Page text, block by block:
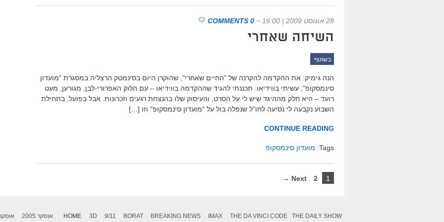
28 אוגוסט 2009 | 16:00 ~
0 COMMENTS
השיחה שאחרי
בשוטף
הנה גימיק: את ההקדמה להקרנה של "החיים שאחרי", שהוקרן היום בסינמטק הרצליה במסגרת "מועדון
סינמסקופ", עשיתי בווידיאו. תכננתי להגיד שההקדמה בווידיאו – עם הלוק האפרורי-לבן, מגורען, מעט
רועד – היא חלק מההיגד שיש לי על הסרט, והעיסוק שלו בהנצחת רגעים וזכרונות. אבל בפועל, בתחילת
השבוע נקבעה לי נסיעה לחו"ל שנפלה בול על "מועדון סינמסקופ" וזו […]
CONTINUE READING
Tags: מועדון סינמסקופ
1
2
Next →
HOME 3D 9/11 BORAT BREAKING NEWS IMAX THE DA VINCI CODE THE DAILY SHOW אוסקר 2005 אוסקר